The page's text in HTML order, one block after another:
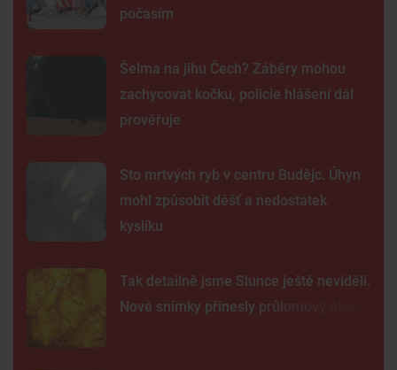
počasím
Šelma na jihu Čech? Záběry mohou
zachycovat kočku, policie hlášení dál
prověřuje
Sto mrtvých ryb v centru Budějc. Úhyn
mohl způsobit déšť a nedostatek
kyslíku
Tak detailně jsme Slunce ještě neviděli.
Nové snímky přinesly průlomový objev